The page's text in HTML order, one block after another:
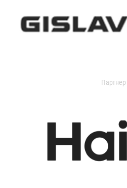
Партнер